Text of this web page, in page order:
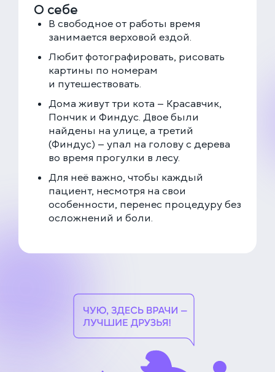
О себе
В свободное от работы время
занимается верховой ездой.
Любит фотографировать, рисовать
картины по номерам
и путешествовать.
Дома живут три кота — Красавчик,
Пончик и Финдус. Двое были
найдены на улице, а третий
(Финдус) — упал на голову с дерева
во время прогулки в лесу.
Для неё важно, чтобы каждый
пациент, несмотря на свои
особенности, перенес процедуру без
осложнений и боли.